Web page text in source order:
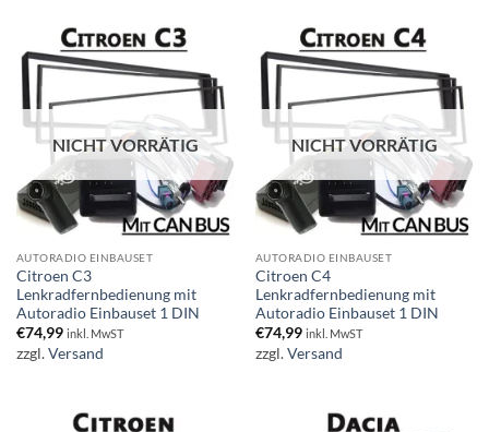
NICHT VORRÄTIG
AUTORADIO EINBAUSET
Citroen C3
Lenkradfernbedienung mit
Autoradio Einbauset 1 DIN
€74,99 inkl. MwST
zzgl.Versand
NICHT VORRÄTIG
AUTORADIO EINBAUSET
Citroen C4
Lenkradfernbedienung mit
Autoradio Einbauset 1 DIN
€74,99 inkl. MwST
zzgl.Versand